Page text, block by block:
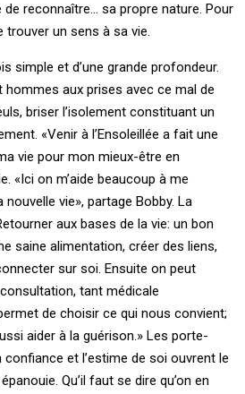
de reconnaître… sa propre nature. Pour
trouver un sens à sa vie.
simple et d’une grande profondeur.
hommes aux prises avec ce mal de
briser l’isolement constituant un
«Venir à l’Ensoleillée a fait une
vie pour mon mieux-être en
«Ici on m’aide beaucoup à me
vie», partage Bobby. La
aux bases de la vie: un bon
saine alimentation, créer des liens,
sur soi. Ensuite on peut
tant médicale
de choisir ce qui nous convient;
aider à la guérison.» Les porte-
et l’estime de soi ouvrent le
Qu’il faut se dire qu’on en